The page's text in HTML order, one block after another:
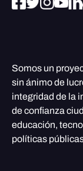
Somos un
sin ánimo de
integridad de la
de confianza
educación,
políticas